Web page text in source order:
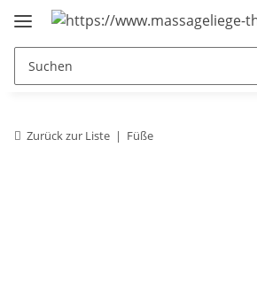
Zurück zur Liste Füße